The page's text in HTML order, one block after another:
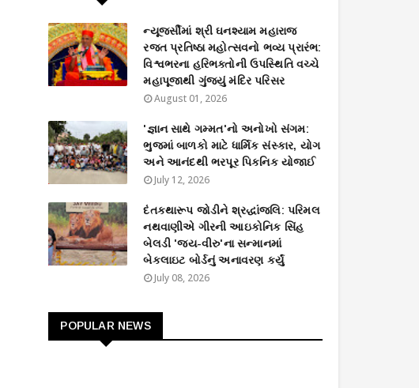
ન્યૂજર્સીમાં શ્રી ઘનશ્યામ મહારાજ
રજત પ્રતિષ્ઠા મહોત્સવનો ભવ્ય પ્રારંભ:
વિશ્વભરના હરિભક્તોની ઉપસ્થિતિ વચ્ચે
મહાપૂજાથી ગુંજ્યું મંદિર પરિસર
August 01, 2026
'જ્ઞાન સાથે ગમ્મત'નો અનોખો સંગમ:
ભુજમાં બાળકો માટે ધાર્મિક સંસ્કાર, યોગ
અને આનંદથી ભરપૂર પિકનિક યોજાઈ
July 12, 2026
દંતકથારૂપ જોડીને શ્રદ્ધાંજલિ: પરિમલ
નથવાણીએ ગીરની આઇકોનિક સિંહ
બેલડી 'જય-વીરુ'ના સન્માનમાં
બેકલાઇટ બોર્ડનું અનાવરણ કર્યું
July 08, 2026
POPULAR NEWS